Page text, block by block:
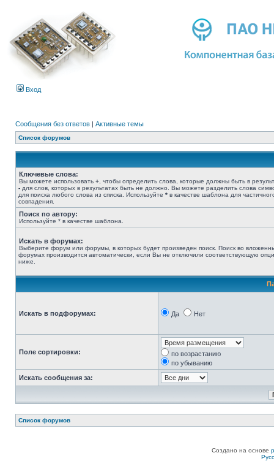
Вход
Сообщения без ответов | Активные темы
Список форумов
Ключевые слова:
Вы можете использовать + , чтобы определить слова, которые должны быть в
- для слов, которых в результатах быть не должно. Вы можете разделить слова
для поиска любого слова из списка. Используйте * в качестве шаблона для
совпадения.
Поиск по автору:
Используйте * в качестве шаблона.
Искать в форумах:
Выберите форум или форумы, в которых будет произведен поиск. Поиск во
форумах производится автоматически, если Вы не отключили соответствующую
ниже.
Искать в подфорумах: Да Нет
Поле сортировки:
по возрастанию
по убыванию
Искать сообщения за:
Список форумов
Создано на основе